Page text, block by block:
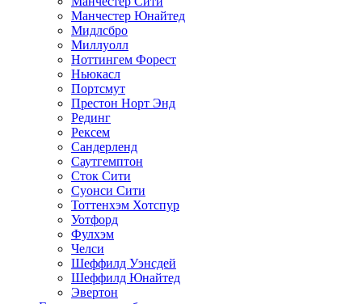
Манчестер Юнайтед
Мидлсбро
Миллуолл
Ноттингем Форест
Ньюкасл
Портсмут
Престон Норт Энд
Рединг
Рексем
Сандерленд
Саутгемптон
Сток Сити
Суонси Сити
Тоттенхэм Хотспур
Уотфорд
Фулхэм
Челси
Шеффилд Уэнсдей
Шеффилд Юнайтед
Эвертон